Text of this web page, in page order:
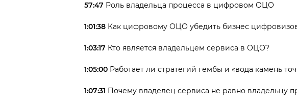
57:47 Роль владельца процесса в цифровом ОЦО
1:01:38 Как цифровому ОЦО убедить бизнес
1:03:17 Кто является владельцем сервиса в ОЦО?
1:05:00Работает ли стратегий гембы и «вода камень
1:07:31 Почему владелец сервиса не равно владельцу